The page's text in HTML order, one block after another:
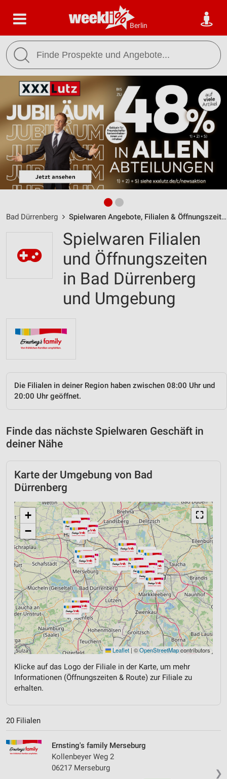
Berlin
Bad Dürrenberg Spielwaren Angebote, Filialen & Öffnungszeiten
Spielwaren Filialen
und Öffnungszeiten
in Bad Dürrenberg
und Umgebung
Die Filialen in deiner Region haben zwischen 08:00 Uhr und
20:00 Uhr geöffnet.
Finde das nächste Spielwaren Geschäft in
deiner Nähe
Karte der Umgebung von Bad
Dürrenberg
⛶
+
−
Leaflet | ©OpenStreetMapcontributors
Klicke auf das Logo der Filiale in der Karte, um mehr
Informationen (Öffnungszeiten & Route) zur Filiale zu
erhalten.
20 Filialen
❯
Ernsting's family Merseburg
Kollenbeyer Weg 2
06217 Merseburg